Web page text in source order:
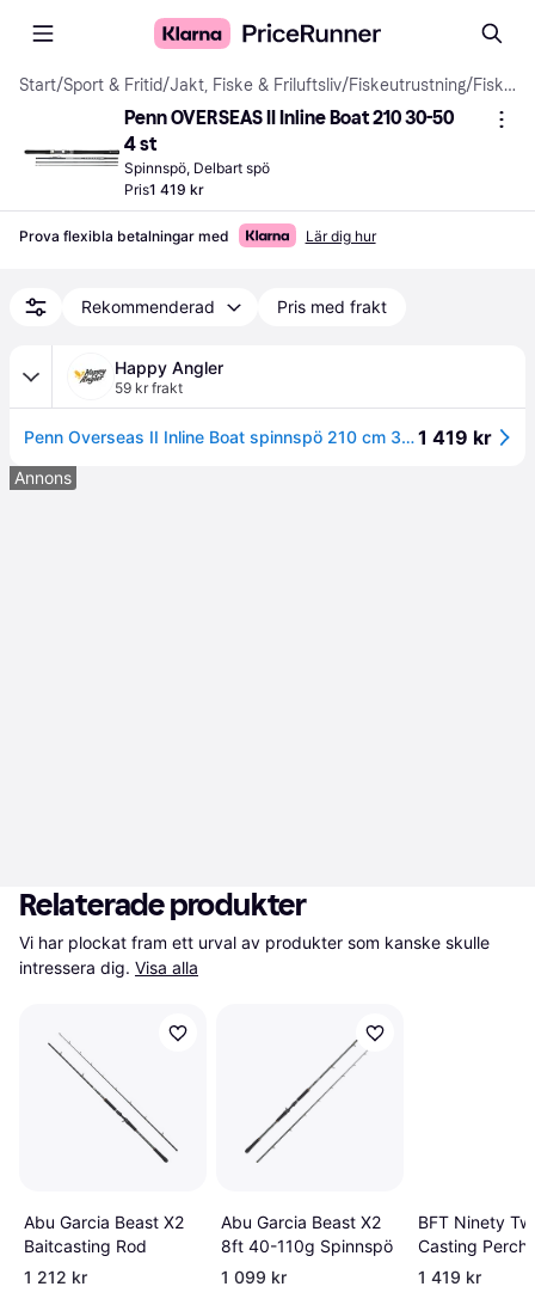
Start/Sport & Fritid/Jakt, Fiske & Friluftsliv/Fiskeutrustning/ Fiskespön
Penn OVERSEAS II Inline Boat 210 30-50
4 st
Spinnspö, Delbart spö
Pris1 419 kr
Prova flexibla betalningar med Lär dig hur
Rekommenderad Pris med frakt
Happy Angler
59 kr frakt
Penn Overseas II Inline Boat spinnspö 210 cm 30-50 lb 4-delat1 419 kr
Annons
Relaterade produkter
Vi har plockat fram ett urval av produkter som kanske skulle
intressera dig. Visa alla
Abu Garcia Beast X2
Baitcasting Rod
1 212 kr
Abu Garcia Beast X2
8ft 40-110g Spinnspö
1 099 kr
BFT Ninety
Casting Perch
3 Inch
1 419 kr